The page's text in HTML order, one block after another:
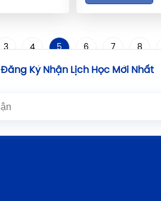
3 4 5 6 7 8
12 13 14
Đăng Ký Nhận Lịch Học Mới Nhất